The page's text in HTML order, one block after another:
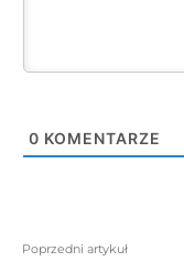
0 KOMENTARZE
Poprzedni artykuł